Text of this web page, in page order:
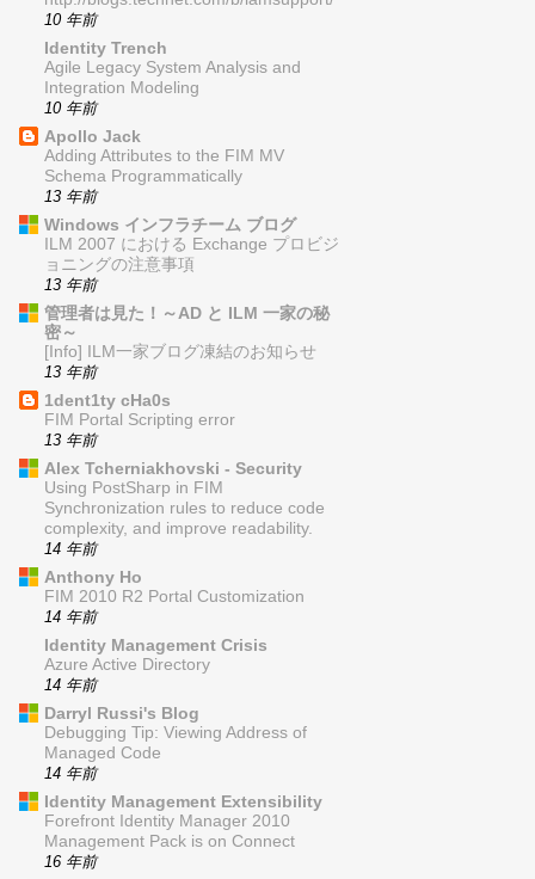
10 年前
Identity Trench
Agile Legacy System Analysis and
Integration Modeling
10 年前
Apollo Jack
Adding Attributes to the FIM MV
Schema Programmatically
13 年前
Windows インフラチーム ブログ
ILM 2007 における Exchange プロビジ
ョニングの注意事項
13 年前
管理者は見た！～AD と ILM 一家の秘
密～
[Info] ILM一家ブログ凍結のお知らせ
13 年前
1dent1ty cHa0s
FIM Portal Scripting error
13 年前
Alex Tcherniakhovski - Security
Using PostSharp in FIM
Synchronization rules to reduce code
complexity, and improve readability.
14 年前
Anthony Ho
FIM 2010 R2 Portal Customization
14 年前
Identity Management Crisis
Azure Active Directory
14 年前
Darryl Russi's Blog
Debugging Tip: Viewing Address of
Managed Code
14 年前
Identity Management Extensibility
Forefront Identity Manager 2010
Management Pack is on Connect
16 年前